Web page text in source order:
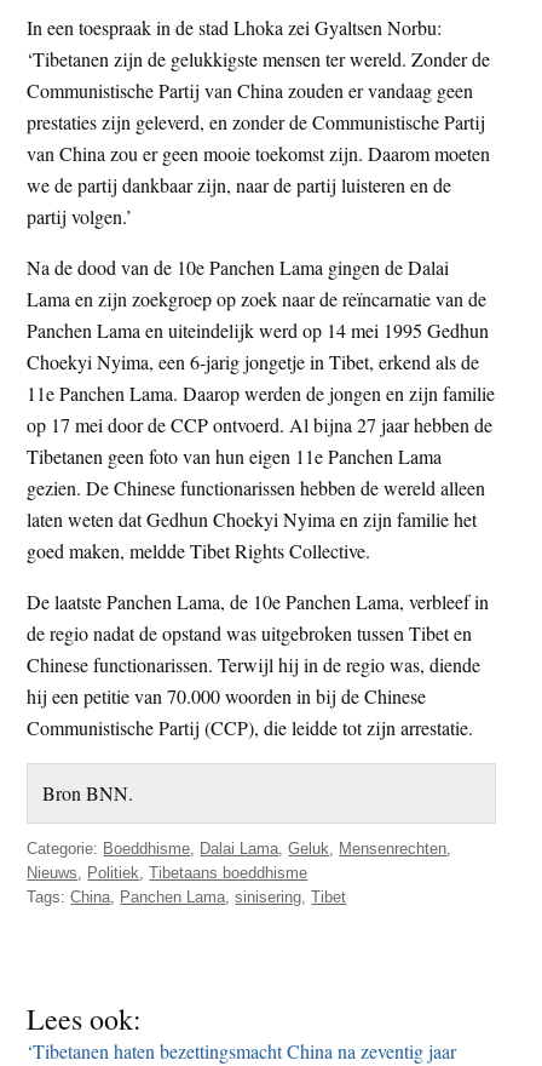
In een toespraak in de stad Lhoka zei Gyaltsen Norbu:
‘Tibetanen zijn de gelukkigste mensen ter wereld. Zonder de
Communistische Partij van China zouden er vandaag geen
prestaties zijn geleverd, en zonder de Communistische Partij
van China zou er geen mooie toekomst zijn. Daarom moeten
we de partij dankbaar zijn, naar de partij luisteren en de
partij volgen.’
Na de dood van de 10e Panchen Lama gingen de Dalai
Lama en zijn zoekgroep op zoek naar de reïncarnatie van de
Panchen Lama en uiteindelijk werd op 14 mei 1995 Gedhun
Choekyi Nyima, een 6-jarig jongetje in Tibet, erkend als de
11e Panchen Lama. Daarop werden de jongen en zijn familie
op 17 mei door de CCP ontvoerd. Al bijna 27 jaar hebben de
Tibetanen geen foto van hun eigen 11e Panchen Lama
gezien. De Chinese functionarissen hebben de wereld alleen
laten weten dat Gedhun Choekyi Nyima en zijn familie het
goed maken, meldde Tibet Rights Collective.
De laatste Panchen Lama, de 10e Panchen Lama, verbleef in
de regio nadat de opstand was uitgebroken tussen Tibet en
Chinese functionarissen. Terwijl hij in de regio was, diende
hij een petitie van 70.000 woorden in bij de Chinese
Communistische Partij (CCP), die leidde tot zijn arrestatie.
Bron BNN.
Categorie: Boeddhisme, Dalai Lama,Geluk, Mensenrechten,
Nieuws, Politiek,Tibetaans boeddhisme
Tags:China, Panchen Lama,sinisering,Tibet
Lees ook:
‘Tibetanen haten bezettingsmacht China na zeventig jaar